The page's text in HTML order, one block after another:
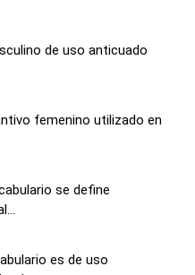
de uso anticuado
femenino utilizado en
se define
es de uso